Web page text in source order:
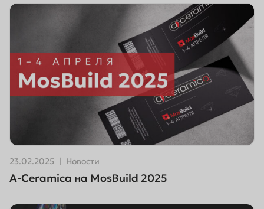
23.02.2025 Новости
A-Ceramica на MosBuild 2025